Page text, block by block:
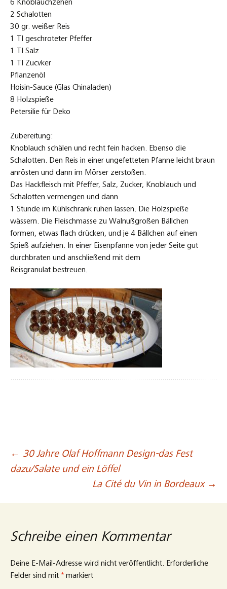
6 Knoblauchzehen
2 Schalotten
30 gr. weißer Reis
1 Tl geschroteter Pfeffer
1 Tl Salz
1 Tl Zucvker
Pflanzenöl
Hoisin-Sauce (Glas Chinaladen)
8 Holzspieße
Petersilie für Deko
Zubereitung:
Knoblauch schälen und recht fein hacken. Ebenso die
Schalotten. Den Reis in einer ungefetteten Pfanne leicht braun
anrösten und dann im Mörser zerstoßen.
Das Hackfleisch mit Pfeffer, Salz, Zucker, Knoblauch und
Schalotten vermengen und dann
1 Stunde im Kühlschrank ruhen lassen. Die Holzspieße
wässern. Die Fleischmasse zu Walnußgroßen Bällchen
formen, etwas flach drücken, und je 4 Bällchen auf einen
Spieß aufziehen. In einer Eisenpfanne von jeder Seite gut
durchbraten und anschließend mit dem
Reisgranulat bestreuen.
Beitragsnavigation
← 30 Jahre Olaf Hoffmann Design-das Fest
dazu/Salate und ein Löffel
La Cité du Vin in Bordeaux →
Schreibe einen Kommentar
Deine E-Mail-Adresse wird nicht veröffentlicht. Erforderliche
Felder sind mit * markiert